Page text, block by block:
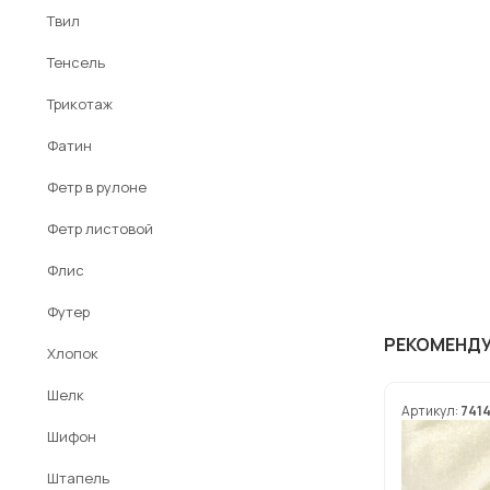
Артикул:
Твил
Тенсель
Трикотаж
Фатин
Фетр в рулоне
Фетр листовой
Флис
Футер
Хлопок
Шелк
Шифон
Штапель